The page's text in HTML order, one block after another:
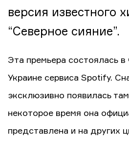
версия известного
“Северное сияние”.
Эта премьера состоялась в
Украине сервиса Spotify.
эксклюзивно появилась
некоторое время она
представлена и на других